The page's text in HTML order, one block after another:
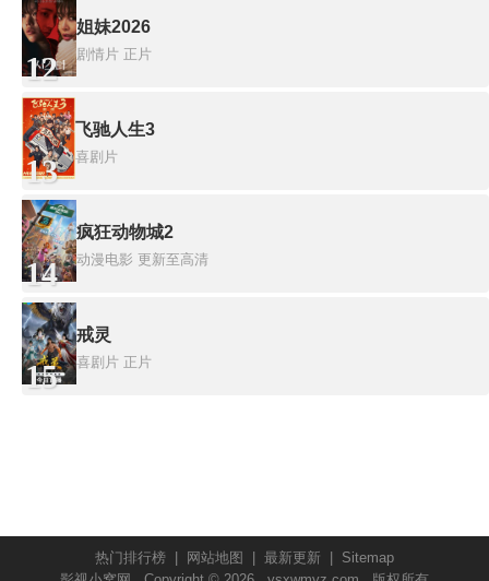
12
姐妹2026
剧情片 正片
13
飞驰人生3
喜剧片
14
疯狂动物城2
动漫电影 更新至高清
15
戒灵
喜剧片 正片
热门排行榜 网站地图 最新更新
Sitemap